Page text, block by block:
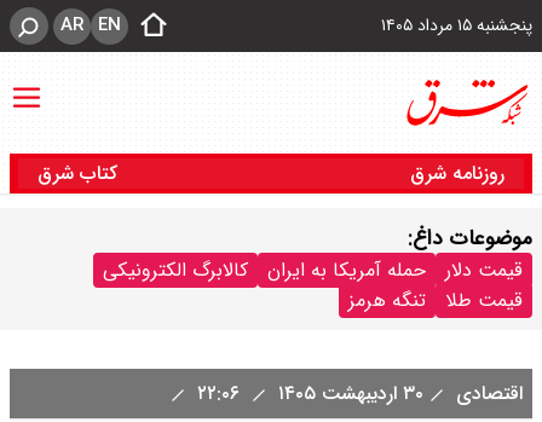
پنجشنبه ۱۵ مرداد ۱۴۰۵ EN
AR
روزنامه شرق کتاب شرق
موضوعات داغ:
قیمت دلار حمله آمریکا به ایران
کالابرگ الکترونیکی
قیمت طلا
تنگه هرمز
اقتصادی ۳۰ اردیبهشت ۱۴۰۵